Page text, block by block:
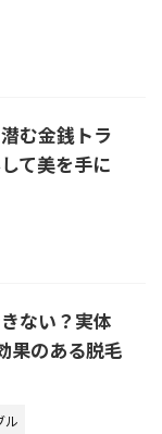
む金銭トラ
て美を手に
ない？実体
果のある脱毛
ル